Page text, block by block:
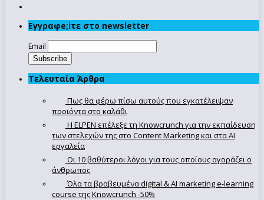
Εγγραφe;iτε στο newsletter
Email
Τελευταία Άρθρα
Πως θα φέρω πίσω αυτούς που εγκατέλειψαν
προϊόντα στο καλάθι
Η ELPEN επέλεξε τη Knowcrunch για την εκπαίδευση
των στελεχών της στο Content Marketing και στα AI
εργαλεία
Οι 10 βαθύτεροι λόγοι για τους οποίους αγοράζει ο
άνθρωπος
Όλα τα βραβευμένα digital & AI marketing e-learning
course της Knowcrunch -50%